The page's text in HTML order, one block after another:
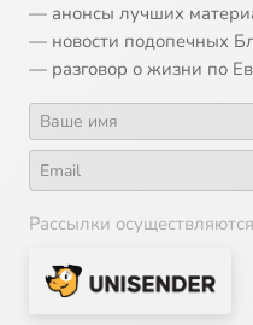
— анонсы лучших
— новости подопечных
— разговор о жизни по
Рассылки